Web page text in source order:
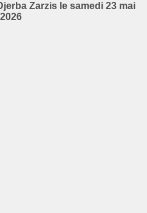
Zarzis le samedi 23 mai
2026